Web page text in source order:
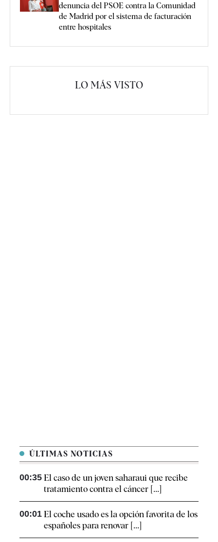
denuncia del PSOE contra la Comunidad
de Madrid por el sistema de facturación
entre hospitales
LO MÁS VISTO
ÚLTIMAS NOTICIAS
00:35 El caso de un joven saharaui que recibe
tratamiento contra el cáncer [...]
00:01 El coche usado es la opción favorita de los
españoles para renovar [...]